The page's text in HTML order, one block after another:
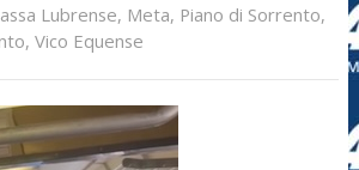
Lubrense, Meta, Piano di Sorrento,
, Vico Equense